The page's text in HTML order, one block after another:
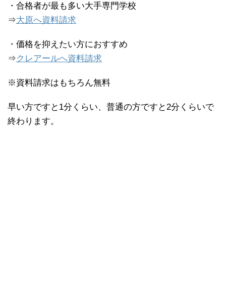
・合格者が最も多い大手専門学校
⇒大原へ資料請求
・価格を抑えたい方におすすめ
⇒クレアールへ資料請求
※資料請求はもちろん無料
早い方ですと1分くらい、普通の方ですと2分くらいで
終わります。